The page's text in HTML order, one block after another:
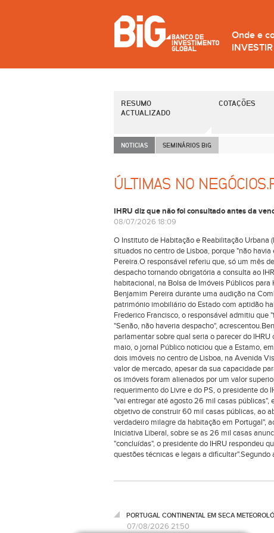
Onde e
INVESTIR
RESUMO
ACTUALIZADO
COTAÇÕES
NOTICIAS SEMINÁRIOS BiG
ÚLTIMAS NO
IHRU diz que não foi consultado antes da
08/07/2026 18:09
O Instituto de Habitação e Reabilitação Urbana
situados no centro de Lisboa, porque "não
Pereira.O responsável referiu que, só um mês
despacho tornando obrigatória a consulta ao
habitacional, na Bolsa de Imóveis Públicos
Benjamim Pereira durante uma audição na
património imobiliário do Estado com aptidão
Frederico Francisco, o responsável admitiu
"Senão, não haveria despacho",
parlamentar sobre qual seria o parecer do
maio, o jornal Público noticiou que a Estamo,
dois imóveis no centro de Lisboa, na Avenida
valor de mercado, apesar da sua capacidade
os imóveis foram alienados por um valor
requerimento do Livre e do PS, o presidente do
"vai entregar até agosto 26 mil casas
objetivo de construir 60 mil casas públicas, ao
verdadeiro milagre da habitação em Portugal",
Iniciativa Liberal, sobre se as 26 mil casas
"concluídas", o presidente do IHRU respondeu
questões técnicas e legais a
PORTUGAL CONTINENTAL EM SECA
07/08/2026 21:50